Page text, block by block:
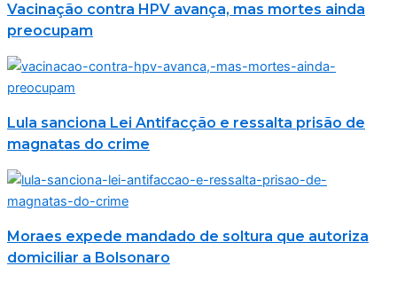
Vacinação contra HPV avança, mas mortes ainda
preocupam
Lula sanciona Lei Antifacção e ressalta prisão de
magnatas do crime
Moraes expede mandado de soltura que autoriza
domiciliar a Bolsonaro